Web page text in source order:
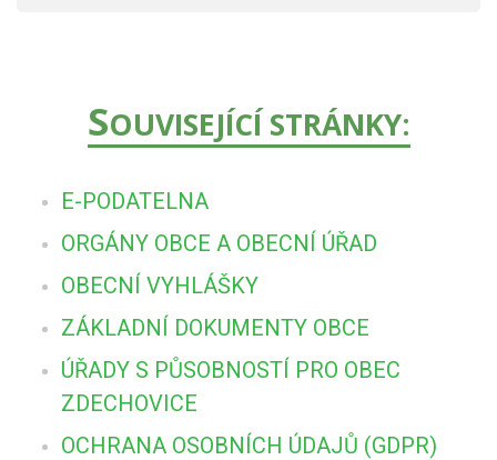
SOUVISEJÍCÍ STRÁNKY:
E-PODATELNA
ORGÁNY OBCE A OBECNÍ ÚŘAD
OBECNÍ VYHLÁŠKY
ZÁKLADNÍ DOKUMENTY OBCE
ÚŘADY S PŮSOBNOSTÍ PRO OBEC
ZDECHOVICE
OCHRANA OSOBNÍCH ÚDAJŮ (GDPR)